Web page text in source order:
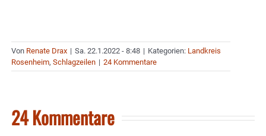
Von Renate Drax | Sa. 22.1.2022 - 8:48 | Kategorien: Landkreis
Rosenheim, Schlagzeilen | 24 Kommentare
24 Kommentare